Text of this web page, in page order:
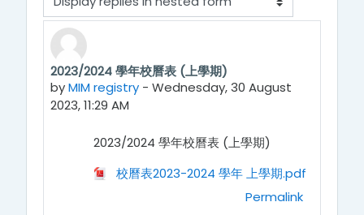
Display mode
2023/2024 學年校曆表 (上學期)
byMIM registry - Wednesday, 30 August
2023, 11:29 AM
Number of replies: 0
2023/2024 學年校曆表 (上學期)
校曆表2023-2024 學年 上學期.pdf
Permalink